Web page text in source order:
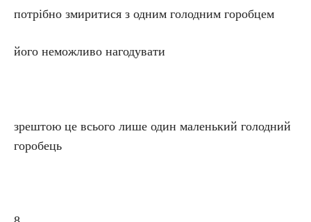
потрібно змиритися з одним голодним горобцем
його неможливо нагодувати
зрештою це всього лише один маленький голодний
горобець